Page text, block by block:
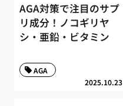
AGA対策で注目のサプ
リ成分！ノコギリヤ
シ・亜鉛・ビタミン
2025.10.23
AGA